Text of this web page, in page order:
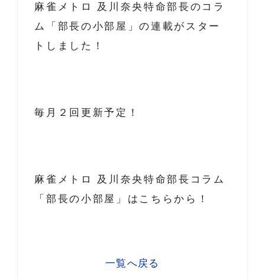
麻雀メトロ 及川奈央特命部長のコラ
ム「部長の小部屋」の連載がスター
トしました！
毎月２回更新予定！
麻雀メトロ 及川奈央特命部長コラム
「部長の小部屋」はこちらから！
一覧へ戻る